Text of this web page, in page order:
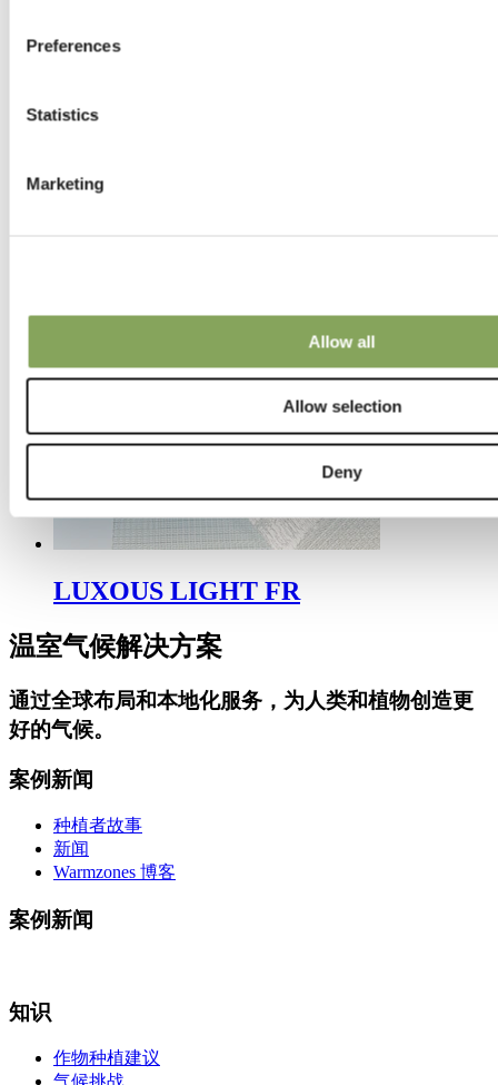
Preferences
Statistics
Marketing
Allow all
Allow selection
Deny
LUXOUS 1747 R
LUXOUS LIGHT FR
温室气候解决方案
通过全球布局和本地化服务 ，为人类和植物创造更
好的气候。
案例新闻
种植者故事
新闻
Warmzones 博客
案例新闻
知识
作物种植建议